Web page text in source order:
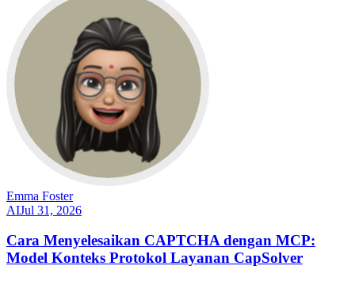
Emma Foster
AIJul 31, 2026
Cara Menyelesaikan CAPTCHA dengan MCP:
Model Konteks Protokol Layanan CapSolver